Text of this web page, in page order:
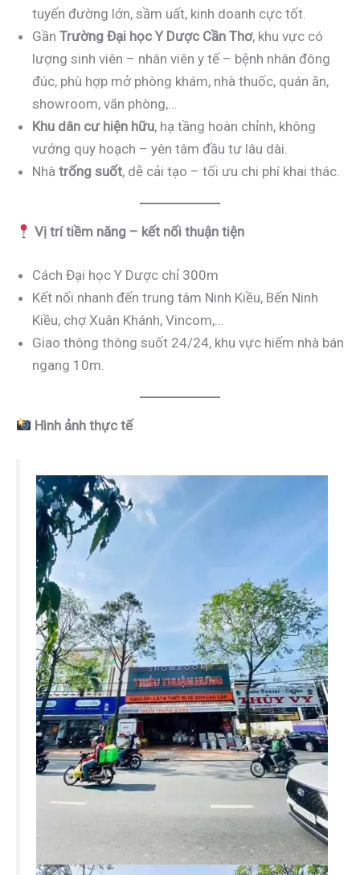
tuyến đường lớn, sầm uất, kinh doanh cực tốt.
Gần Trường Đại học Y Dược Cần Thơ, khu vực có
lượng sinh viên – nhân viên y tế – bệnh nhân đông
đúc, phù hợp mở phòng khám, nhà thuốc, quán ăn,
showroom, văn phòng,…
Khu dân cư hiện hữu, hạ tầng hoàn chỉnh, không
vướng quy hoạch – yên tâm đầu tư lâu dài.
Nhà trống suốt, dễ cải tạo – tối ưu chi phí khai thác.
Vị trí tiềm năng – kết nối thuận tiện
Cách Đại học Y Dược chỉ 300m
Kết nối nhanh đến trung tâm Ninh Kiều, Bến Ninh
Kiều, chợ Xuân Khánh, Vincom,…
Giao thông thông suốt 24/24, khu vực hiếm nhà bán
ngang 10m.
Hình ảnh thực tế